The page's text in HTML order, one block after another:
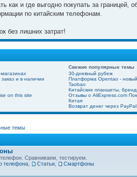
как и где выгодно покупать за границей,
по китайским телефонам.
без лишних затрат!
Свежие популярные темы
и в наличии
on this site
30-дневный рубеж
Платформа Opentao - новый
Taobao
Китайские планшеты,
Отзывы о AliExpress.com
Китая
Возврат денег через PayPal
темы
Сравниваем, тестируем.
телефона Статьи Смартфоны